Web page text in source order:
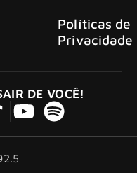
Políticas de
Privacidade
DE VOCÊ!